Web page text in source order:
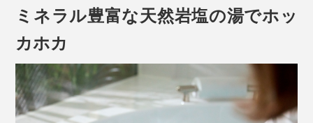
ミネラル豊富な天然岩塩の湯でホッ
カホカ